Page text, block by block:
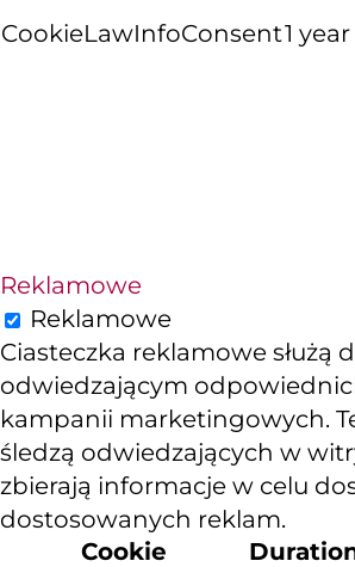
CookieLawInfoConsent1 year
Reklamowe
Reklamowe
Ciasteczka reklamowe służą
odwiedzającym
kampanii marketingowych.
śledzą odwiedzających w
zbierają informacje w celu
dostosowanych reklam.
Cookie